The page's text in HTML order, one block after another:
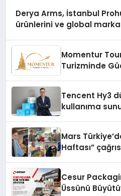
Derya Arms, İstanbul
ürünlerini ve global
Momentur
Turizminde
Tencent Hy3
kullanıma
Mars
Haftası”
Cesur
Üssünü